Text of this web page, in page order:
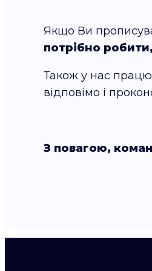
Якщо Ви
потрібно
Також у нас
відповімо і
З повагою,